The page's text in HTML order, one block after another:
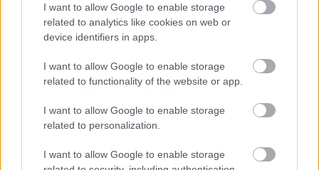
I want to allow Google to enable storage
related to analytics like cookies on web or
device identifiers in apps.
I want to allow Google to enable storage
related to functionality of the website or app.
I want to allow Google to enable storage
related to personalization.
I want to allow Google to enable storage
Η «Πελοπόννησος» και το pelop.gr σε
ανοιχτή γραμμή με τον Πολίτη
Η φωνή σου έχει δύναμη – στείλε παράπονα,
καταγγελίες ή ιδέες για τη γειτονιά σου.